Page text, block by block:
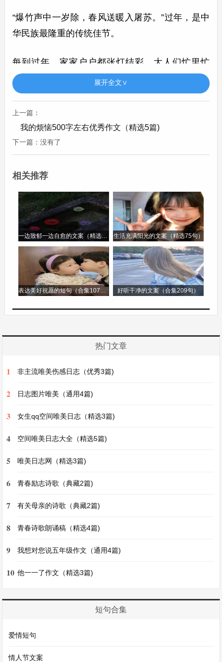
“爆竹声中一岁除，春风送暖入屠苏。”过年，是中
华民族最隆重的传统佳节。
每到过年，家家户户都张灯结彩。大人们忙里忙
外，准备着各种年货。红红的春联贴起来了，喜庆
的福字倒着挂在门上，寓意着“福到了”。我也会跟
着父母一起打扫屋子，把家里打扫得干干净净，迎
接新年的到来。
年三十的晚上，一家人围坐在一起吃团圆饭。餐桌
上摆满了丰盛的菜肴，有寓意年年有余的鱼，有象
福。大家边吃边聊，欢声笑语回荡在屋子里。饭
后，我们会一起看春节联欢晚会，精彩的节目让我
们目不暇接。
当新年的钟声敲响，外面鞭炮声震耳欲聋。五彩斑
斓的烟花在夜空中绽放，像一朵朵盛开的花朵。我
会和小伙伴们一起在院子里放烟花，手里拿着烟花
棒，在空中画出美丽的图案。过年的喜悦弥漫在空
充满欢乐、温馨和希望的节日。
中。
打扫屋子，准备各种年货。红红的春联贴起来了，
大大的福字倒着贴在门上，寓意着福到了。商场里
想把自己打扮得漂漂亮亮迎接新年。
摆满了丰盛的菜肴，有香喷喷的红烧肉，寓意着红
吉祥寓意的菜。大家边吃边聊，欢声笑语不断。饭
的节目让大家不时发出阵阵笑声。
展开全文∨
上一篇：
我的烦恼500字左右优秀作文（精选5篇)
下一篇：没有了
相关推荐
一边致郁一边自愈的文案（精选96句） 生活充满阳光的文案（精选75句）
表达美好祝愿的短句（合集107句） 好听干净的文案（合集209句）
热门文章
1 非主流唯美伤感日志（优秀3篇)
2 日志图片唯美（通用4篇)
3 女生qq空间唯美日志（精选3篇)
4 空间唯美日志大全（精选5篇)
5 唯美日志网（精选3篇)
6 青春励志诗歌（典藏2篇)
7 有关母亲的诗歌（典藏2篇)
8 青春诗歌朗诵稿（精选4篇)
9 我想对您说五年级作文（通用4篇)
10 他一一了作文（精选3篇)
短句合集
爱情短句
情人节文案